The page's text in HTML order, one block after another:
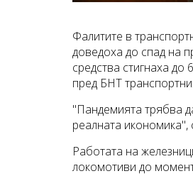
Фалитите в
доведоха до спад на
средства стигнаха
пред БНТ
"Пандемията трябва
реалната
Работата на
локомотиви до